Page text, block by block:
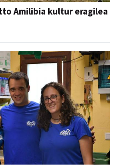
Amilibia kultur eragilea